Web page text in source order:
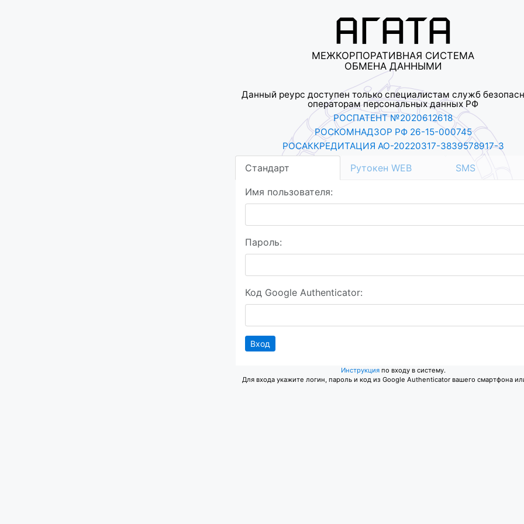
АГАТА
МЕЖКОРПОРАТИВНАЯ СИСТЕМА
ОБМЕНА ДАННЫМИ
Данный реурс доступен только специалистам служб
операторам персональных данных РФ
РОСПАТЕНТ №2020612618
РОСКОМНАДЗОР РФ 26-15-000745
РОСАККРЕДИТАЦИЯ АО-20220317-3839578917-3
Стандарт Рутокен WEB SMS
Имя пользователя:
Пароль:
Код Google Authenticator:
Вход
Инструкцияпо входу в систему.
Для входа укажите логин, пароль и код из Google Authenticator вашего смартфона